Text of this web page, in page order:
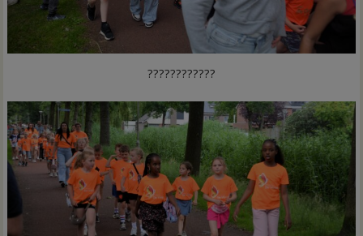
????????????